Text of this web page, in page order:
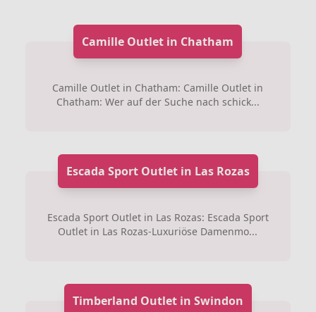
Camille Outlet in Chatham
Camille Outlet in Chatham: Camille Outlet in
Chatham: Wer auf der Suche nach schick...
Escada Sport Outlet in Las Rozas
Escada Sport Outlet in Las Rozas: Escada Sport
Outlet in Las Rozas-Luxuriöse Damenmo...
Timberland Outlet in Swindon